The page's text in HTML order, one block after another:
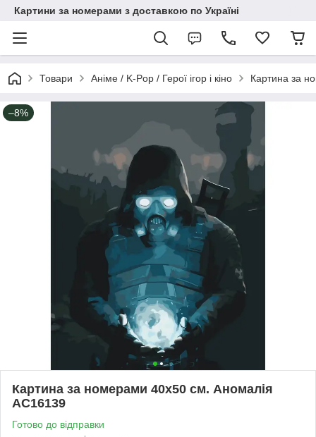
Картини за номерами з доставкою по Україні
Товари Аніме / K-Pop / Герої ігор і кіно Картина за
–8%
Картина за номерами 40х50 см. Аномалія
AC16139
Готово до відправки